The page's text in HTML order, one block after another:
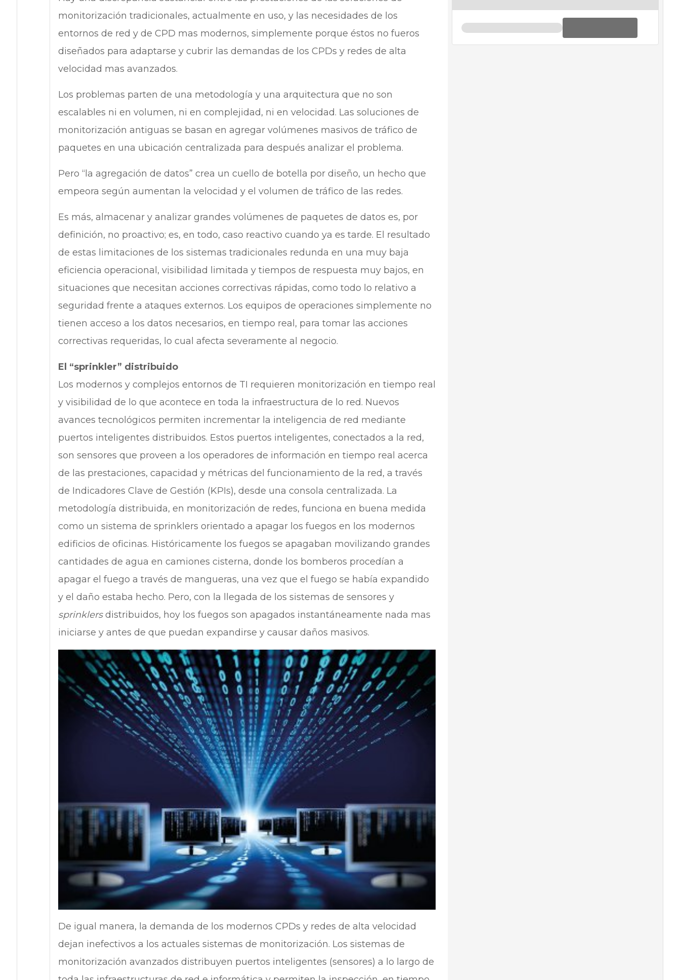
monitorización tradicionales, actualmente en uso, y las necesidades de los
entornos de red y de CPD mas modernos, simplemente porque éstos no fueros
diseñados para adaptarse y cubrir las demandas de los CPDs y redes de alta
velocidad mas avanzados.
Los problemas parten de una metodología y una arquitectura que no son
escalables ni en volumen, ni en complejidad, ni en velocidad. Las soluciones de
monitorización antiguas se basan en agregar volúmenes masivos de tráfico de
paquetes en una ubicación centralizada para después analizar el problema.
Pero “la agregación de datos” crea un cuello de botella por diseño, un hecho que
empeora según aumentan la velocidad y el volumen de tráfico de las redes.
Es más, almacenar y analizar grandes volúmenes de paquetes de datos es, por
definición, no proactivo; es, en todo, caso reactivo cuando ya es tarde. El resultado
de estas limitaciones de los sistemas tradicionales redunda en una muy baja
eficiencia operacional, visibilidad limitada y tiempos de respuesta muy bajos, en
situaciones que necesitan acciones correctivas rápidas, como todo lo relativo a
seguridad frente a ataques externos. Los equipos de operaciones simplemente no
tienen acceso a los datos necesarios, en tiempo real, para tomar las acciones
correctivas requeridas, lo cual afecta severamente al negocio.
El “sprinkler” distribuido
Los modernos y complejos entornos de TI requieren monitorización en tiempo real
y visibilidad de lo que acontece en toda la infraestructura de lo red. Nuevos
avances tecnológicos permiten incrementar la inteligencia de red mediante
puertos inteligentes distribuidos. Estos puertos inteligentes, conectados a la red,
son sensores que proveen a los operadores de información en tiempo real acerca
de las prestaciones, capacidad y métricas del funcionamiento de la red, a través
de Indicadores Clave de Gestión (KPIs), desde una consola centralizada. La
metodología distribuida, en monitorización de redes, funciona en buena medida
como un sistema de sprinklers orientado a apagar los fuegos en los modernos
edificios de oficinas. Históricamente los fuegos se apagaban movilizando grandes
cantidades de agua en camiones cisterna, donde los bomberos procedían a
apagar el fuego a través de mangueras, una vez que el fuego se había expandido
y el daño estaba hecho. Pero, con la llegada de los sistemas de sensores y
sprinklersdistribuidos, hoy los fuegos son apagados instantáneamente nada mas
iniciarse y antes de que puedan expandirse y causar daños masivos.
De igual manera, la demanda de los modernos CPDs y redes de alta velocidad
dejan inefectivos a los actuales sistemas de monitorización. Los sistemas de
monitorización avanzados distribuyen puertos inteligentes (sensores) a lo largo de